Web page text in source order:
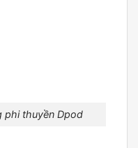
phi thuyền Dpod